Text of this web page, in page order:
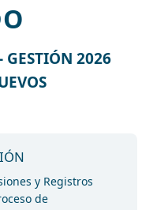
GESTIÓN 2026
y Registros
de